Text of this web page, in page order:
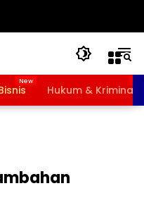
Hukum & Kriminal